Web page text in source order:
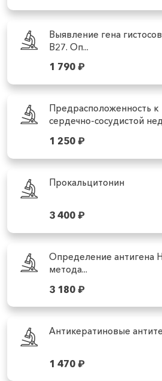
Выявление гена
B27. Оп...
1 790₽
Предрасположенность к
сердечно‑сосудистой
1 250₽
Прокальцитонин
3 400₽
Определение антигена
метода...
3 180₽
Антикератиновые
1 470₽